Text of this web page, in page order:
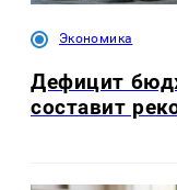
Экономика
Дефицит
составит